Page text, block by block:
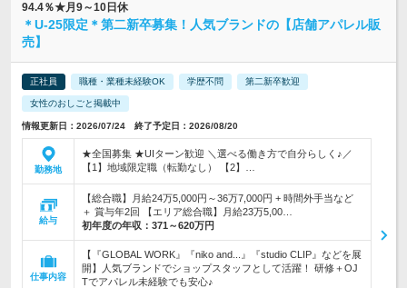
94.4％★月9～10日休
＊U-25限定＊第二新卒募集！人気ブランドの【店舗アパレル販
売】
正社員 職種・業種未経験OK 学歴不問 第二新卒歓迎
女性のおしごと掲載中
情報更新日：2026/07/24 終了予定日：2026/08/20
勤務地
★全国募集 ★UIターン歓迎 ＼選べる働き方で自分らしく♪／
【1】地域限定職（転勤なし） 【2】…
給与
【総合職】月給24万5,000円～36万7,000円 + 時間外手当など
＋ 賞与年2回 【エリア総合職】月給23万5,00…
初年度の年収： 371～620万円
仕事内容
【『GLOBAL WORK』『niko and...』『studio CLIP』などを展
開】人気ブランドでショップスタッフとして活躍！ 研修＋OJ
Tでアパレル未経験でも安心♪